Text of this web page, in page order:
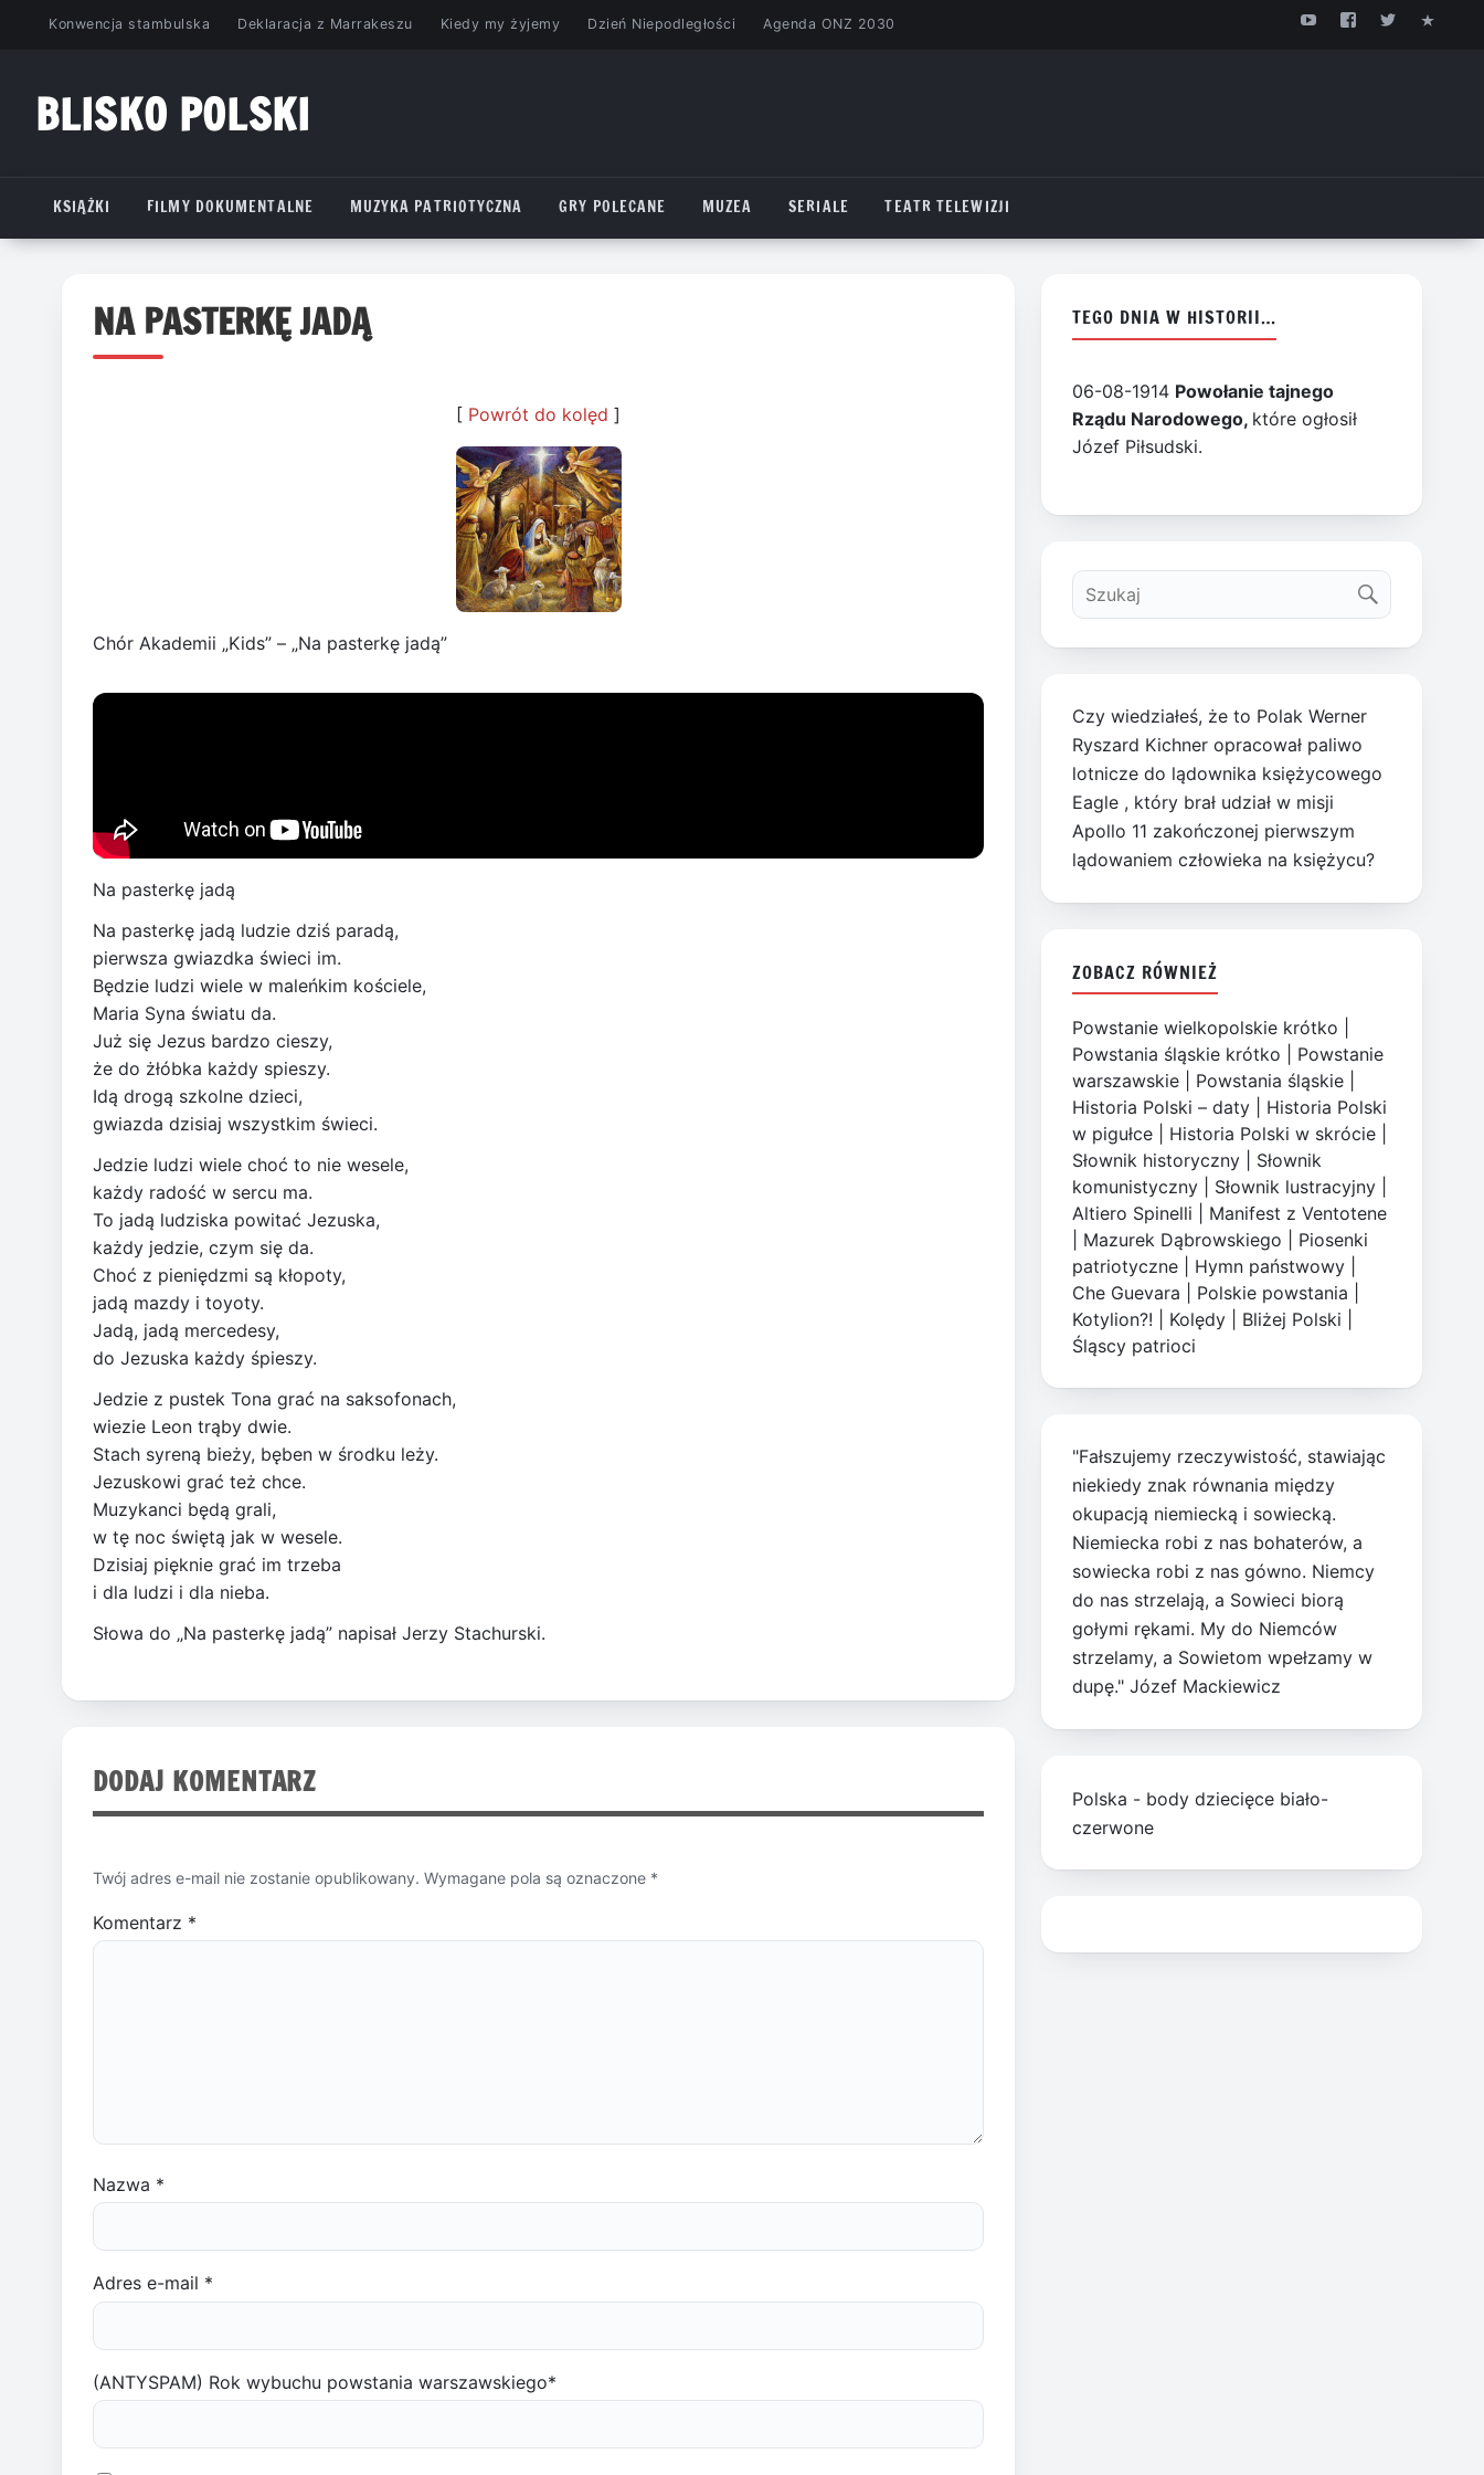
PrzejdźKonwencja stambulska Deklaracja z Marrakeszu Kiedy my żyjemy Dzień Niepodległości Agenda ONZ 2030
BLISKO POLSKI
KSIĄŻKI
FILMY DOKUMENTALNE MUZYKA PATRIOTYCZNA GRY POLECANE MUZEA SERIALE TEATR TELEWIZJI
NA PASTERKĘ JADĄ
[ Powrót do kolęd ]
Chór Akademii „Kids” – „Na pasterkę jadą”
Na pasterkę jadą
Na pasterkę jadą ludzie dziś paradą,
pierwsza gwiazdka świeci im.
Będzie ludzi wiele w maleńkim kościele,
Maria Syna światu da.
Już się Jezus bardzo cieszy,
że do żłóbka każdy spieszy.
Idą drogą szkolne dzieci,
gwiazda dzisiaj wszystkim świeci.
Jedzie ludzi wiele choć to nie wesele,
każdy radość w sercu ma.
To jadą ludziska powitać Jezuska,
każdy jedzie, czym się da.
Choć z pieniędzmi są kłopoty,
jadą mazdy i toyoty.
Jadą, jadą mercedesy,
do Jezuska każdy śpieszy.
Jedzie z pustek Tona grać na saksofonach,
wiezie Leon trąby dwie.
Stach syreną bieży, bęben w środku leży.
Jezuskowi grać też chce.
Muzykanci będą grali,
w tę noc świętą jak w wesele.
Dzisiaj pięknie grać im trzeba
i dla ludzi i dla nieba.
Słowa do „Na pasterkę jadą” napisał Jerzy Stachurski.
DODAJ KOMENTARZ
Twój adres e-mail nie zostanie opublikowany. Wymagane pola są oznaczone *
Komentarz *
Nazwa *
Adres e-mail *
(ANTYSPAM) Rok wybuchu powstania warszawskiego*
TEGO DNIA W HISTORII…
06-08-1914 Powołanie tajnego
Rządu Narodowego, które ogłosił
Józef Piłsudski.
Czy wiedziałeś, że to Polak Werner
Ryszard Kichner opracował paliwo
lotnicze do lądownika księżycowego
Eagle , który brał udział w misji
Apollo 11 zakończonej pierwszym
lądowaniem człowieka na księżycu?
ZOBACZ RÓWNIEŻ
Powstanie wielkopolskie krótko
Powstania śląskie krótko
Powstanie
warszawskie
Powstania śląskie
Historia Polski – daty
Historia Polski
w pigułce
Historia Polski w skrócie
Słownik historyczny
Słownik
komunistyczny
Słownik lustracyjny
Altiero Spinelli
Manifest z Ventotene
Mazurek Dąbrowskiego
Piosenki
patriotyczne
Hymn państwowy
Che Guevara
Polskie powstania
Kotylion?!
Kolędy Bliżej Polski
Śląscy patrioci
"Fałszujemy rzeczywistość, stawiając
niekiedy znak równania między
okupacją niemiecką i sowiecką.
Niemiecka robi z nas bohaterów, a
sowiecka robi z nas gówno. Niemcy
do nas strzelają, a Sowieci biorą
gołymi rękami. My do Niemców
strzelamy, a Sowietom wpełzamy w
dupę." Józef Mackiewicz
Polska - body dziecięce biało-
czerwone